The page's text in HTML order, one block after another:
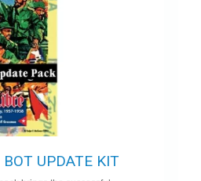
UPDATE KIT